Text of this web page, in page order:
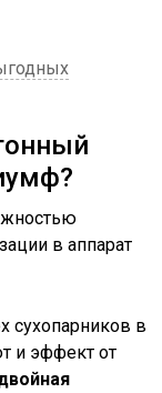
в аппарат
сухопарников в
и эффект от